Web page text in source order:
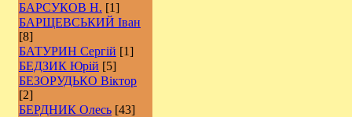
БАРСУКОВ Н. [1]
БАРЩЕВСЬКИЙ Іван
[8]
БАТУРИН Сергій [1]
БЕДЗИК Юрій [5]
БЕЗОРУДЬКО Віктор
[2]
БЕРДНИК Олесь [43]